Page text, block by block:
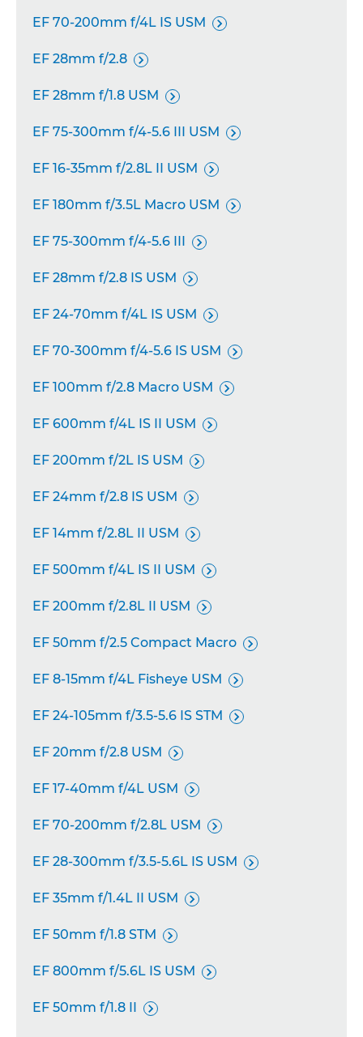
EF 70-200mm f/4L IS USM 
EF 28mm f/2.8 
EF 28mm f/1.8 USM 
EF 75-300mm f/4-5.6 III USM 
EF 16-35mm f/2.8L II USM 
EF 180mm f/3.5L Macro USM 
EF 75-300mm f/4-5.6 III 
EF 28mm f/2.8 IS USM 
EF 24-70mm f/4L IS USM 
EF 70-300mm f/4-5.6 IS USM 
EF 100mm f/2.8 Macro USM 
EF 600mm f/4L IS II USM 
EF 200mm f/2L IS USM 
EF 24mm f/2.8 IS USM 
EF 14mm f/2.8L II USM 
EF 500mm f/4L IS II USM 
EF 200mm f/2.8L II USM 
EF 50mm f/2.5 Compact Macro 
EF 8-15mm f/4L Fisheye USM 
EF 24-105mm f/3.5-5.6 IS STM 
EF 20mm f/2.8 USM 
EF 17-40mm f/4L USM 
EF 70-200mm f/2.8L USM 
EF 28-300mm f/3.5-5.6L IS USM 
EF 35mm f/1.4L II USM 
EF 50mm f/1.8 STM 
EF 800mm f/5.6L IS USM 
EF 50mm f/1.8 II 